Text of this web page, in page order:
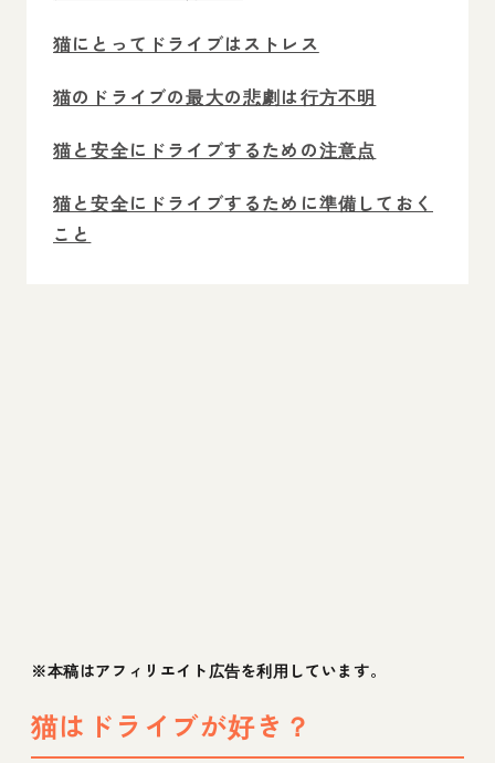
猫にとってドライブはストレス
猫のドライブの最大の悲劇は行方不明
猫と安全にドライブするための注意点
猫と安全にドライブするために準備しておく
こと
※本稿はアフィリエイト広告を利用しています。
猫はドライブが好き？